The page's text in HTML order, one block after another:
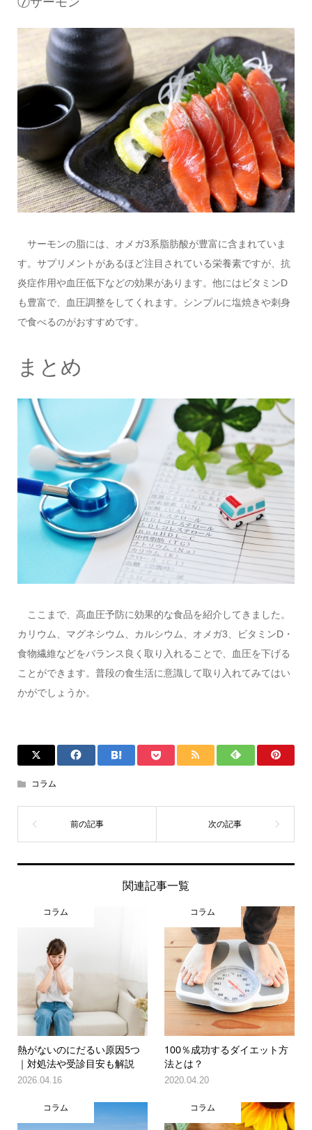
サーモンの脂には、オメガ3系脂肪酸が豊富に含まれていま
す。サプリメントがあるほど注目されている栄養素ですが、抗
炎症作用や血圧低下などの効果があります。他にはビタミンD
も豊富で、血圧調整をしてくれます。シンプルに塩焼きや刺身
で食べるのがおすすめです。
まとめ
ここまで、高血圧予防に効果的な食品を紹介してきました。
カリウム、マグネシウム、カルシウム、オメガ3、ビタミンD・
食物繊維などをバランス良く取り入れることで、血圧を下げる
ことができます。普段の食生活に意識して取り入れてみてはい
かがでしょうか。
コラム
関連記事一覧
コラム
熱がないのにだるい原因5つ
｜対処法や受診目安も解説
2026.04.16
コラム
100％成功するダイエット方
法とは？
2020.04.20
コラム コラム